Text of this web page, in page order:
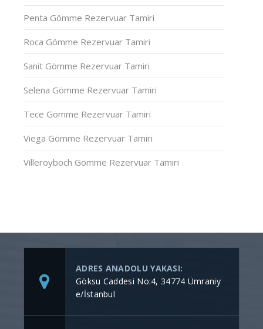
Penta Gömme Rezervuar Tamiri
Roca Gömme Rezervuar Tamiri
Sanit Gömme Rezervuar Tamiri
Selena Gömme Rezervuar Tamiri
Tece Gömme Rezervuar Tamiri
Viega Gömme Rezervuar Tamiri
Villeroyboch Gömme Rezervuar Tamiri
ADRES ANADOLU YAKASI:
Göksu Caddesi No:4, 34774 Ümraniy
e/İstanbul